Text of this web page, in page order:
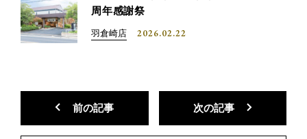
周年感謝祭
羽倉崎店 2026.02.22
前の記事 次の記事